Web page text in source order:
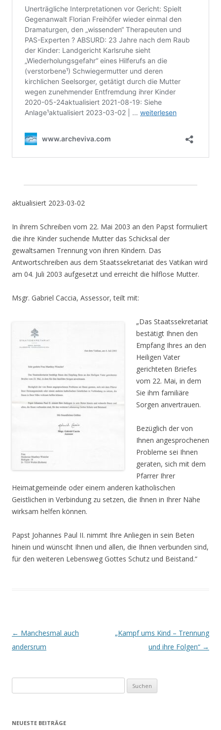
aktualisiert 2023-03-02
In ihrem Schreiben vom 22. Mai 2003 an den Papst formuliert
die ihre Kinder suchende Mutter das Schicksal der
gewaltsamen Trennung von ihren Kindern. Das
Antwortschreiben aus dem Staatssekretariat des Vatikan wird
am 04. Juli 2003 aufgesetzt und erreicht die hilflose Mutter.
Msgr. Gabriel Caccia, Assessor, teilt mit:
„Das Staatssekretariat
bestätigt Ihnen den
Empfang Ihres an den
Heiligen Vater
gerichteten Briefes
vom 22. Mai, in dem
Sie ihm familiäre
Sorgen anvertrauen.
Bezüglich der von
Ihnen angesprochenen
Probleme sei Ihnen
geraten, sich mit dem
Pfarrer Ihrer
Heimatgemeinde oder einem anderen katholischen
Geistlichen in Verbindung zu setzen, die Ihnen in Ihrer Nähe
wirksam helfen können.
Papst Johannes Paul II. nimmt Ihre Anliegen in sein Beten
hinein und wünscht Ihnen und allen, die Ihnen verbunden sind,
für den weiteren Lebensweg Gottes Schutz und Beistand.“
Beitrags-
Navigation
← Manchesmal auch
andersrum
„Kampf ums Kind – Trennung
und ihre Folgen“ →
nach:
NEUESTE BEITRÄGE